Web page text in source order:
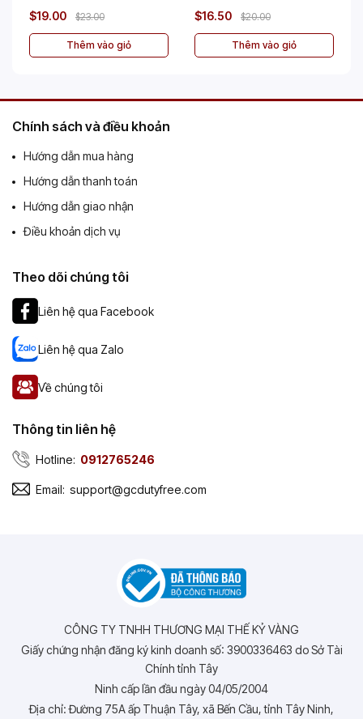
$19.00 $23.00
Thêm vào giỏ
$16.50 $20.00
Thêm vào giỏ
Chính sách và điều khoản
Hướng dẫn mua hàng
Hướng dẫn thanh toán
Hướng dẫn giao nhận
Điều khoản dịch vụ
Theo dõi chúng tôi
Liên hệ qua Facebook
Liên hệ qua Zalo
Về chúng tôi
Thông tin liên hệ
Hotline: 0912765246
Email: support@gcdutyfree.com
CÔNG TY TNHH THƯƠNG MẠI THẾ KỶ VÀNG
Giấy chứng nhận đăng ký kinh doanh số: 3900336463 do Sở Tài
Chính tỉnh Tây
Ninh cấp lần đầu ngày 04/05/2004
Địa chỉ: Đường 75A ấp Thuận Tây, xã Bến Cầu, tỉnh Tây Ninh,